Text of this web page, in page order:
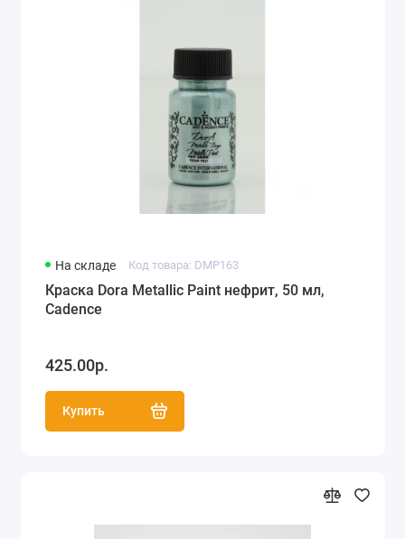
Краски с различными декоративными
Краски на сольвентной основе "Mystik ink"
На складе Код товара: DMP163
Краска Dora Metallic Paint нефрит, 50 мл,
Cadence
425.00р.
Купить